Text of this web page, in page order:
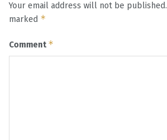
Your email address will not be published.
marked *
Comment*